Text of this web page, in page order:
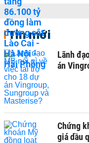
Tin mới
Lãnh
án
Chứng
giá dầu